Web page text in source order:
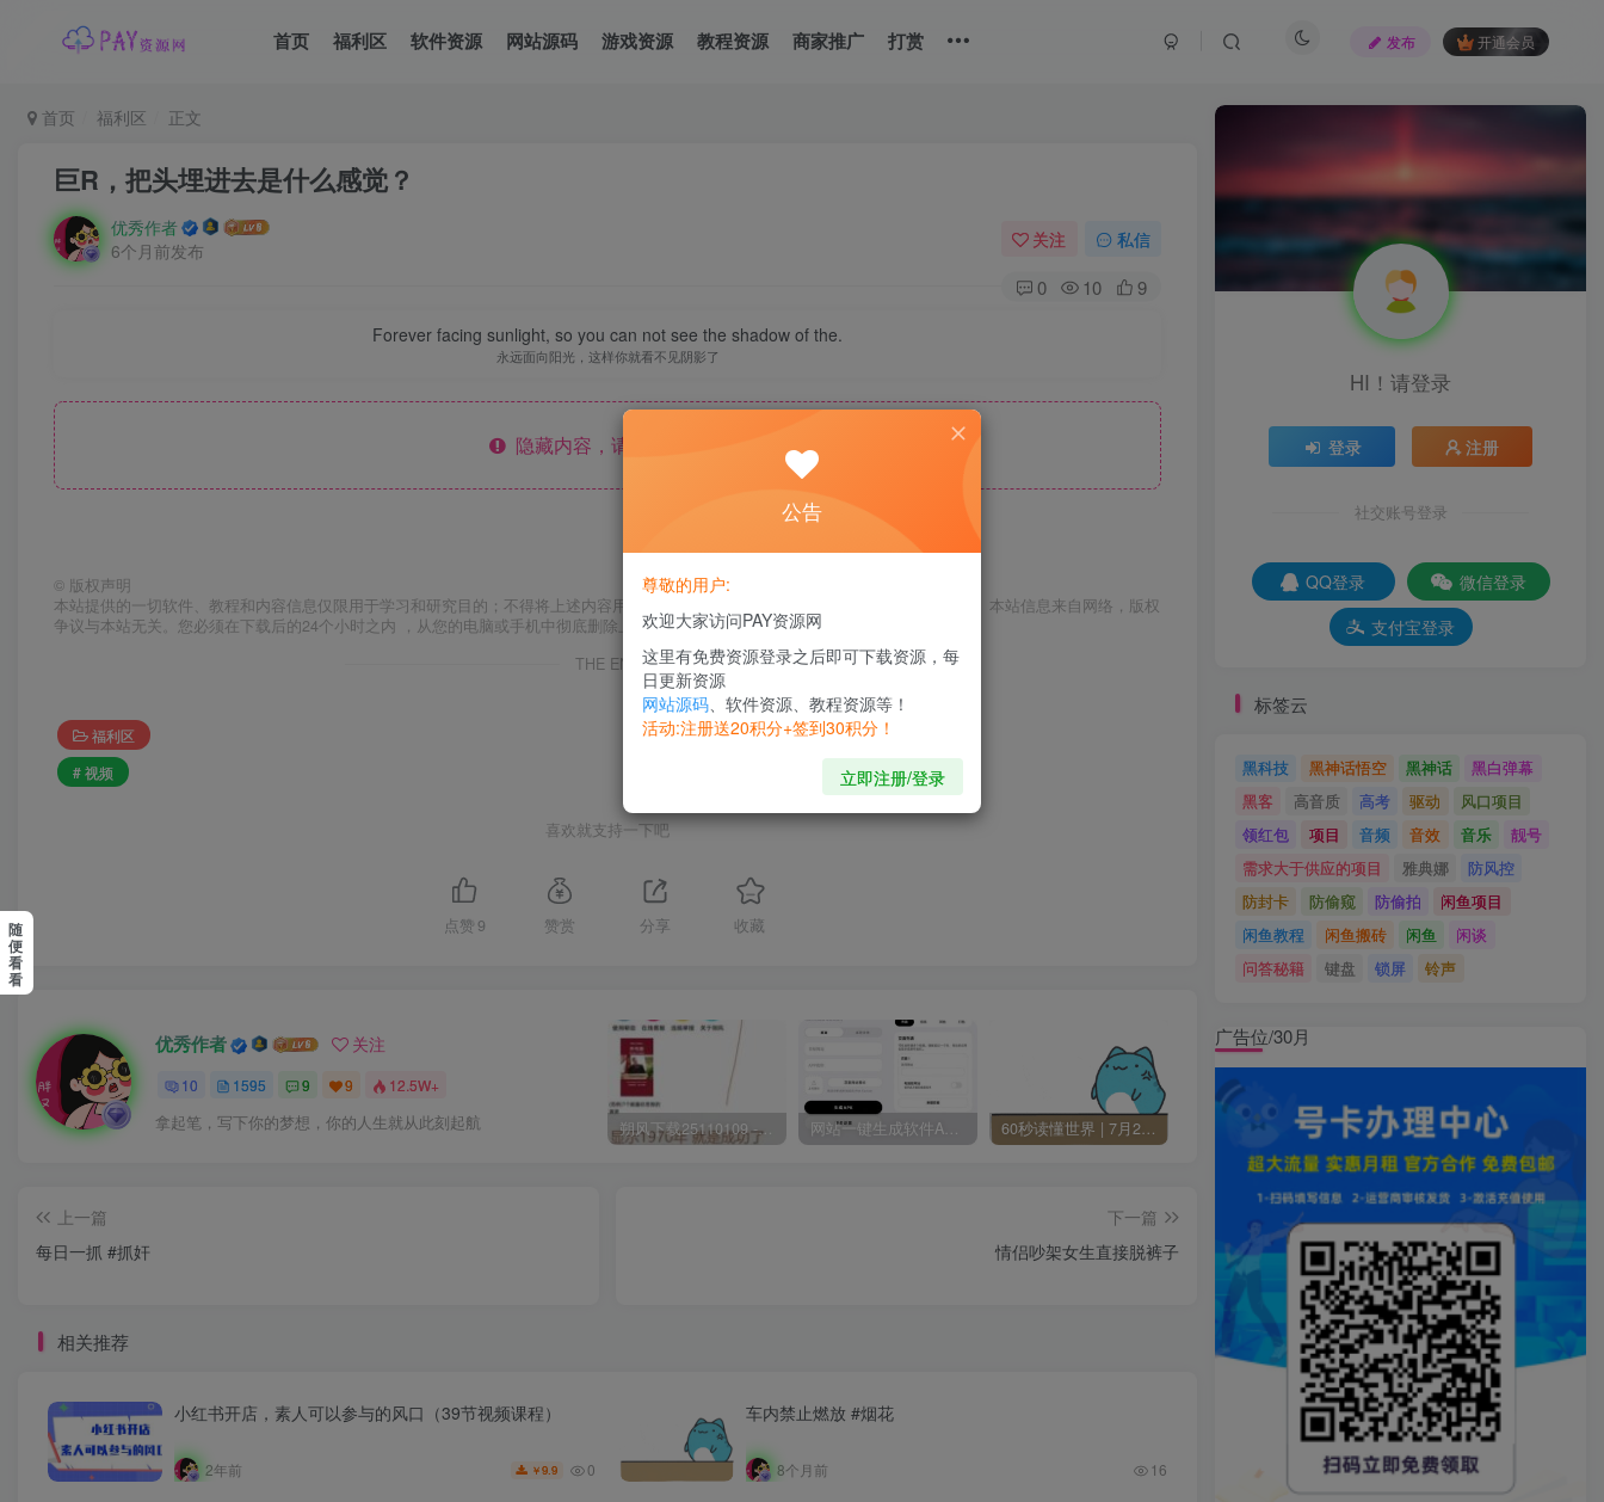
首页 福利区 软件资源 网站源码 游戏资源 教程资源 商家推广 打赏 发布 开通会员
首页 福利区 正文
巨R，把头埋进去是什么感觉？
优秀作者
6个月前发布
关注 私信
0 10 9
Forever facing sunlight, so you can not see the shadow of the.
永远面向阳光，这样你就看不见阴影了
隐藏内容，请登录后查看
© 版权声明
本站提供的一切软件、教程和内容信息仅限用于学习和研究目的；不得将上述内容用于商业或者非法用途， 否则，一切后果请用户自负。本站信息来自网络，版权
争议与本站无关。您必须在下载后的24个小时之内 ，从您的电脑或手机中彻底删除上述内容。
THE END
福利区
# 视频
喜欢就支持一下吧
点赞 9 赞赏 分享 收藏
优秀作者 关注
10 1595 9 9 12.5W+
拿起笔，写下你的梦想，你的人生就从此刻起航 朔风下载25110109 -磁力下载神器-去VIP限制版本 网站一键生成软件APP 完美版 同时支持打包html文件 60秒读懂世界 | 7月24日 星期五 Change MAC Address 修改MAC地址 v25.01 便携版
上一篇
每日一抓 #抓奸
下一篇
情侣吵架女生直接脱裤子
相关推荐
小红书开店，素人可以参与的风口（39节视频课程）
2年前 ￥9.9 0
车内禁止燃放 #烟花
8个月前 16
HI！请登录
登录 注册
社交账号登录
QQ登录
微信登录
支付宝登录
标签云
黑科技 黑神话悟空 黑神话
黑白弹幕
黑客
高音质 高考 驱动
风口项目
领红包
项目 音频 音效 音乐
靓号
需求大于供应的项目
雅典娜
防风控
防封卡
防偷窥 防偷拍
闲鱼项目
闲鱼教程
闲鱼搬砖 闲鱼
闲谈
问答秘籍
键盘 锁屏 铃声
广告位/30月
随
便
看
看
公告
尊敬的用户:
欢迎大家访问PAY资源网
这里有免费资源登录之后即可下载资源，每
日更新资源
网站源码、软件资源、教程资源等！
活动:注册送20积分+签到30积分！
立即注册/登录